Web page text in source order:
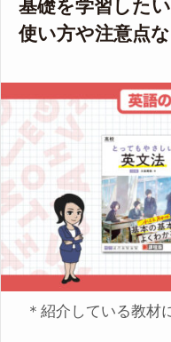
基礎を学習した
使い方や注意点
＊紹介している教材